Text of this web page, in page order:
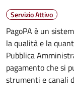
Servizio Attivo
PagoPA è un
la qualità e la
Pubblica
pagamento che si
strumenti e canali